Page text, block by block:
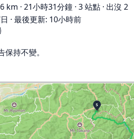
km · 21小時31分鐘 · 3 站點 · 出沒 2
· 最後更新: 10小時前
持不變。